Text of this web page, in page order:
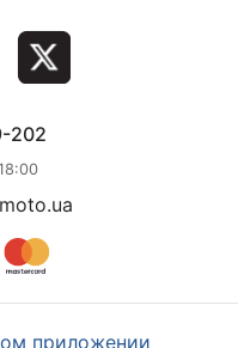
202
приложении